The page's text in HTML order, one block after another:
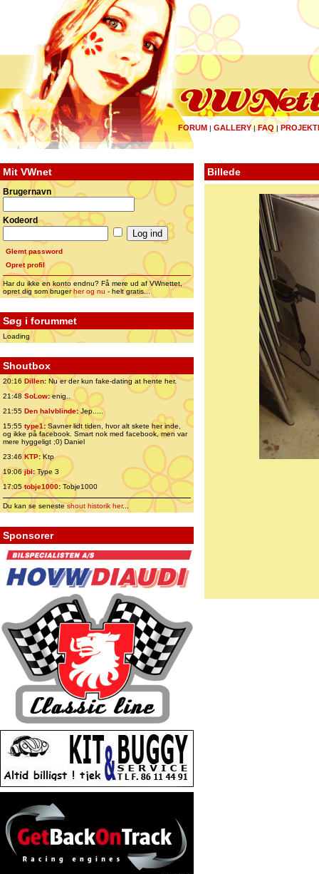
FORUM | GALLERY|FAQ |
Mit VWnet
Brugernavn
Kodeord
Glemt password
Opret profil
Har du ikke en konto endnu? Få mere ud af VWnettet,
opret dig som brugerher og nu - helt gratis...
Søg i forummet
Loading
Shoutbox
20:16 Dillen: Nu er der kun fake-dating at hente her.
21:48 SoLow:enig..
21:55 Den halvblinde:Jep.....
15:55 type1:Savner lidt tiden, hvor alt skete her inde,
og ikke på facebook. Smart nok med facebook, men var
mere hyggeligt ;0) Daniel
23:46 KTP:Ktp
19:06jbl:Type 3
17:05tobje1000: Tobje1000
Du kan se senesteshout historik her...
Sponsorer
Billede